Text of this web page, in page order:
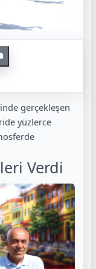
gerçekleşen
yüzlerce
Verdi